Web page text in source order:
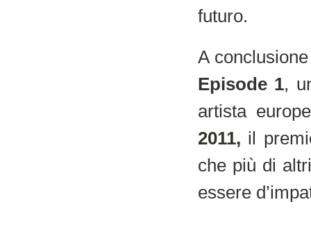
futuro.
A
Episode 1,
artista
2011, il
che più di
essere